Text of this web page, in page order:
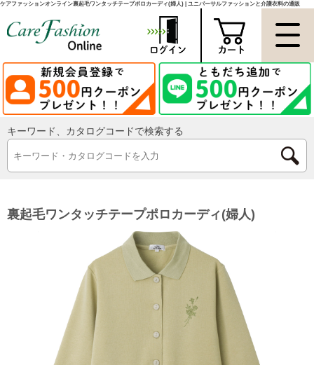
ケアファッションオンライン裏起毛ワンタッチテープポロカーディ(婦人) | ユニバーサルファッションと介護衣料の通販
キーワード、カタログコードで検索する
裏起毛ワンタッチテープポロカーディ(婦人)